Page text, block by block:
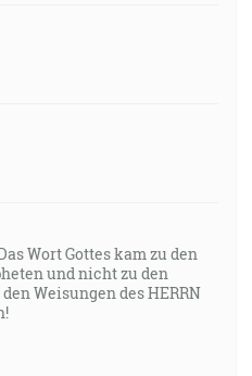
Wort Gottes kam zu den
und nicht zu den
Weisungen des HERRN